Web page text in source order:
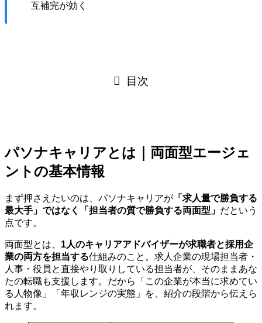
互補完が効く
目次
パソナキャリアとは｜両面型エージェ
ントの基本情報
まず押さえたいのは、パソナキャリアが 「求人量で勝負する
最大手」ではなく「担当者の質で勝負する両面型」 だという
点です。
両面型とは、 1人のキャリアアドバイザーが求職者と採用企
業の両方を担当する仕組みのこと。求人企業の現場担当者・
人事・役員と直接やり取りしている担当者が、そのままあな
たの転職も支援します。だから「この企業が本当に求めてい
る人物像」「年収レンジの実態」を、紹介の段階から伝えら
れます。